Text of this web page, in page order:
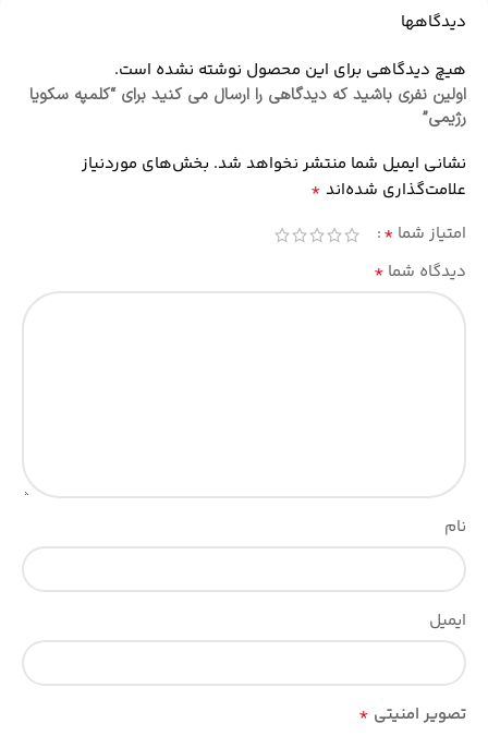
دیدگاهها
هیچ دیدگاهی برای این محصول نوشته نشده است.
اولین نفری باشید که دیدگاهی را ارسال می کنید برای “کلمپه سکویا
رژیمی”
نشانی ایمیل شما منتشر نخواهد شد. بخش‌های موردنیاز
علامت‌گذاری شده‌اند *
امتیاز شما *
دیدگاه شما *
نام
ایمیل
تصویر امنیتی *